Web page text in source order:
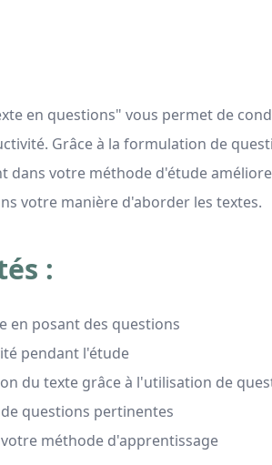
en questions" vous permet de
Grâce à la formulation de
dans votre méthode d'étude
votre manière d'aborder les textes.
:
en posant des questions
pendant l'étude
du texte grâce à l'utilisation de
questions pertinentes
méthode d'apprentissage